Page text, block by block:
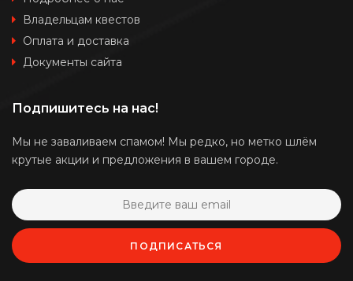
Владельцам квестов
Оплата и доставка
Документы сайта
Подпишитесь на нас!
Мы не заваливаем спамом! Мы редко, но метко шлём
крутые акции и предложения в вашем городе.
ПОДПИСАТЬСЯ